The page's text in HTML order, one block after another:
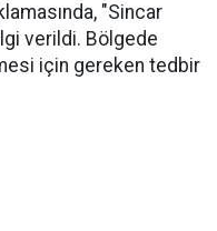
"Sincar
verildi. Bölgede
için gereken tedbir